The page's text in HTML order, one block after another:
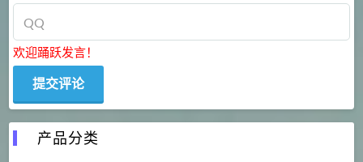
欢迎踊跃发言！
产品分类